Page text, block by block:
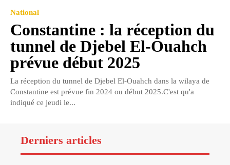
National
Constantine : la réception du
tunnel de Djebel El-Ouahch
prévue début 2025
La réception du tunnel de Djebel El-Ouahch dans la wilaya de
Constantine est prévue fin 2024 ou début 2025.C'est qu'a
indiqué ce jeudi le...
Derniers articles